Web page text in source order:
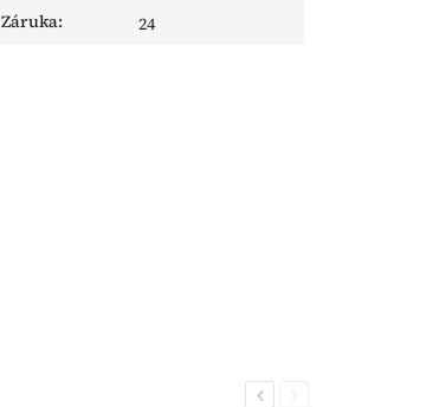
Záruka: 24
PreviousNext